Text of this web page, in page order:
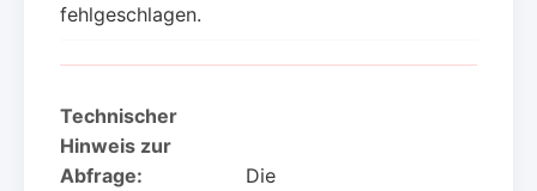
fehlgeschlagen.
Technischer
Hinweis zur
Abfrage:
Die